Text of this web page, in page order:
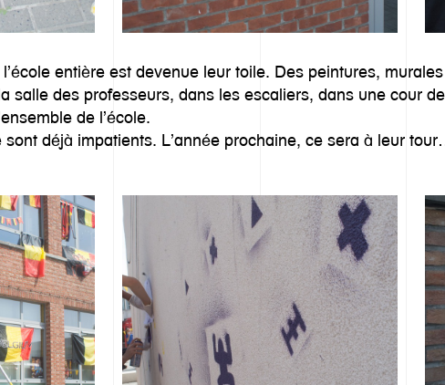
entière est devenue leur toile. Des peintures,
salle des professeurs, dans les escaliers, dans une cour
de l’école.
déjà impatients. L’année prochaine, ce sera à leur